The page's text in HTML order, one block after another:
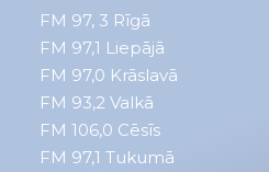
FM 97, 3 Rīgā
FM 97,1 Liepājā
FM 97,0 Krāslavā
FM 93,2 Valkā
FM 106,0 Cēsīs
FM 97,1 Tukumā